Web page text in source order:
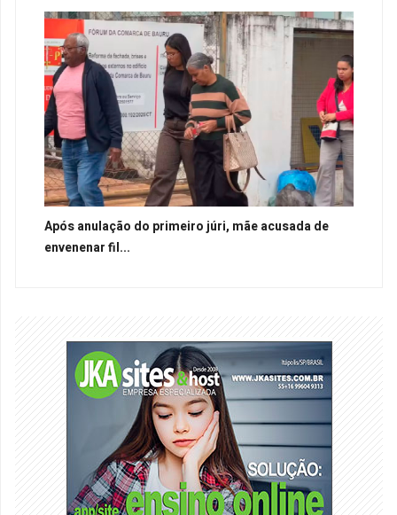
Após anulação do primeiro júri, mãe acusada de
envenenar fil...